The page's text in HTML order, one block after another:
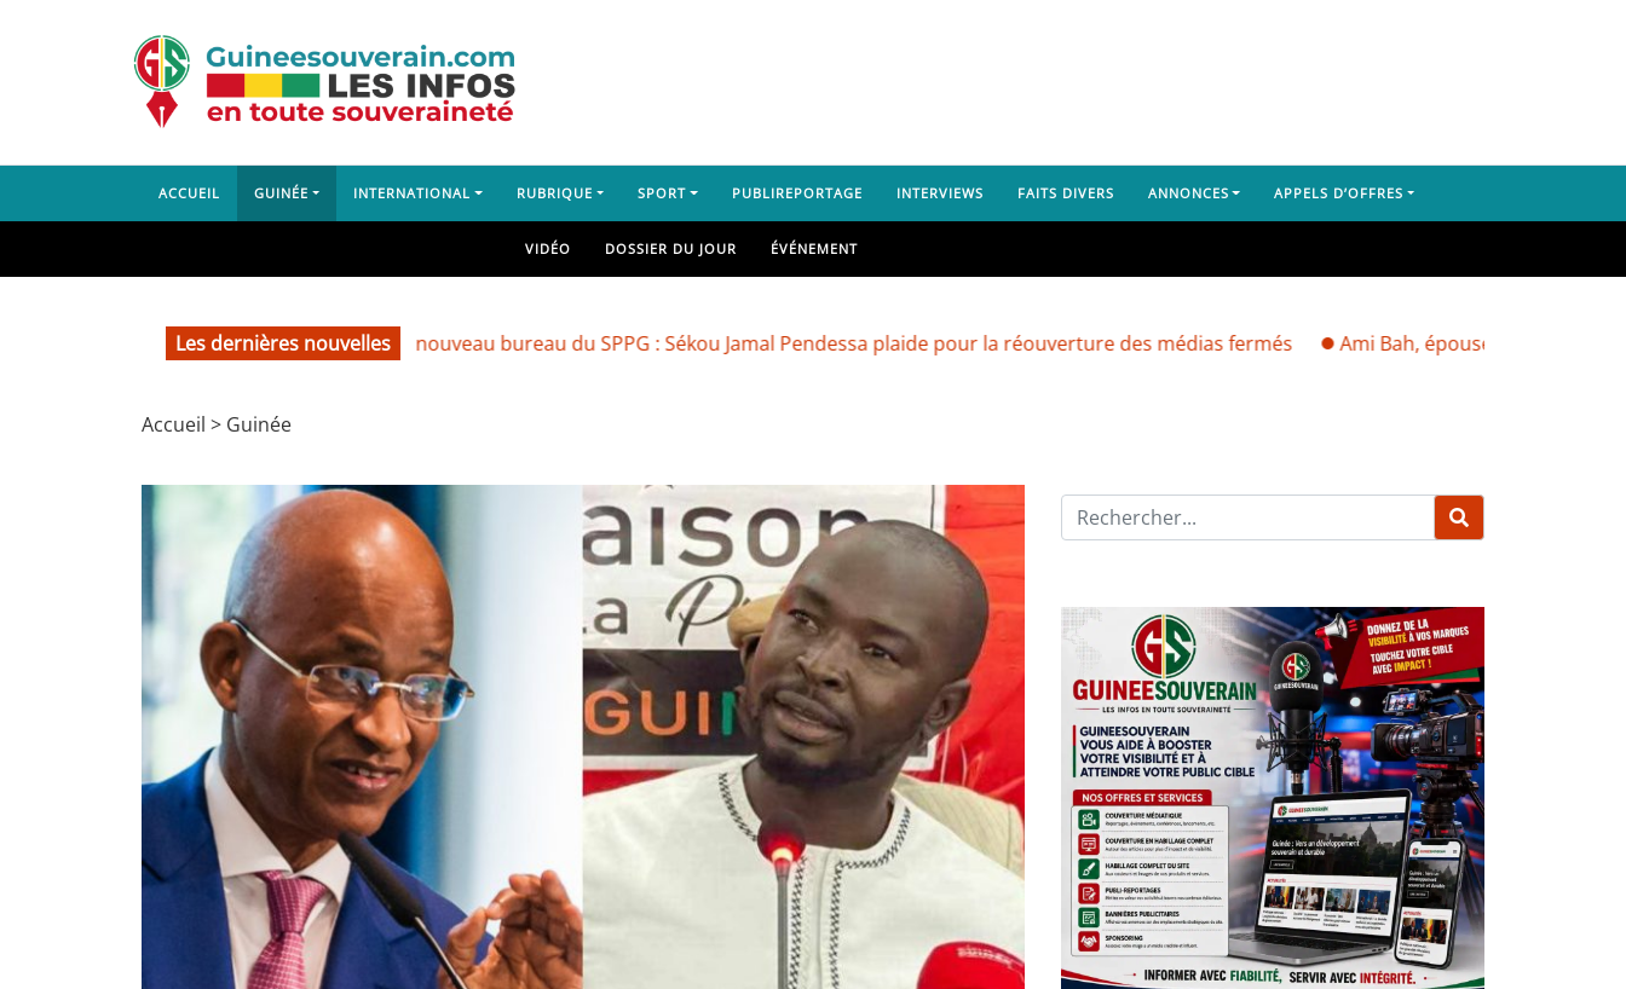
ACCUEIL GUINÉE INTERNATIONAL RUBRIQUE SPORT PUBLIREPORTAGE INTERVIEWS FAITS DIVERS ANNONCES APPELS D’OFFRES
VIDÉO DOSSIER DU JOUR ÉVÉNEMENT
Les dernières nouvelles
Installation du nouveau bureau du SPPG : Sékou Jamal Pendessa plaide pour la réouverture des médias fermés Ami Bah, épouse de Bella Bah, enlevé
Accueil > Guinée